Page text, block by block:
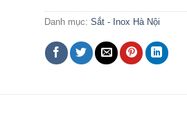
Danh mục: Sắt - Inox Hà Nội